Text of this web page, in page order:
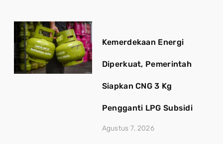
Kemerdekaan Energi
Diperkuat, Pemerintah
Siapkan CNG 3 Kg
Pengganti LPG Subsidi
Agustus 7, 2026